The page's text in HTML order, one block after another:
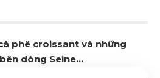
phê croissant và những
dòng Seine…